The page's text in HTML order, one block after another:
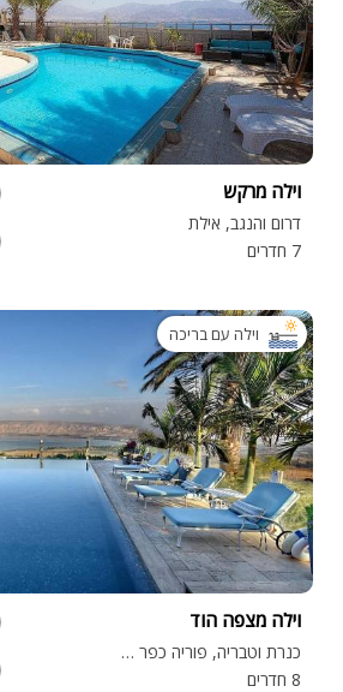
וילה מרקש
דרום והנגב, אילת
7 חדרים
וילה עם בריכה
וילה מצפה הוד
כנרת וטבריה, פוריה כפר עבודה
8 חדרים